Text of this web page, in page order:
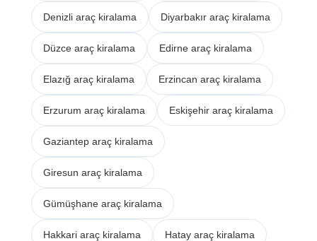
Denizli araç kiralama Diyarbakır araç kiralama
Düzce araç kiralama Edirne araç kiralama
Elazığ araç kiralama Erzincan araç kiralama
Erzurum araç kiralama Eskişehir araç kiralama
Gaziantep araç kiralama
Giresun araç kiralama
Gümüşhane araç kiralama
Hakkari araç kiralama Hatay araç kiralama